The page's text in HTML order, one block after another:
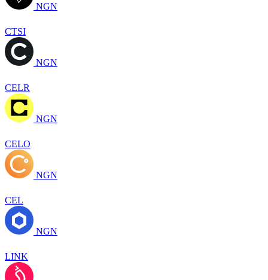
NGN
CTSI
NGN
CELR
NGN
CELO
NGN
CEL
NGN
LINK